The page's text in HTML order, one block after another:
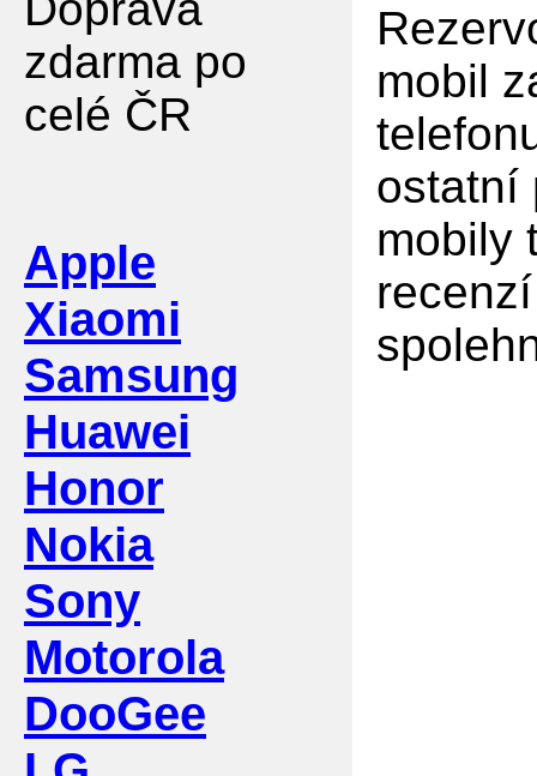
zdarma po
celé ČR
Apple
Xiaomi
Samsung
Huawei
Honor
Nokia
Sony
Motorola
DooGee
mobil
ostatní
mobily